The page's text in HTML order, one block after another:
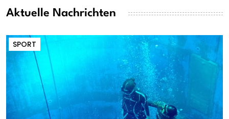
Aktuelle Nachrichten
SPORT